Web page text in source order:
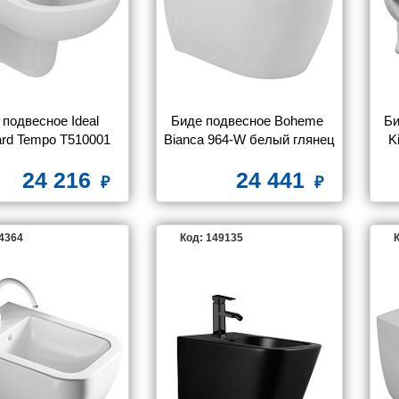
VITRA
Ideal
Tempo T510001
24 216
Биде подвесное Boheme
Bianca 964-W белый глянец
24 441
Код: 149135